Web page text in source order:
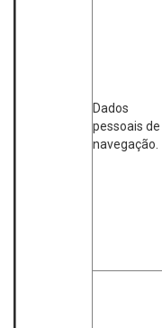
Dados
pessoais de
navegação.